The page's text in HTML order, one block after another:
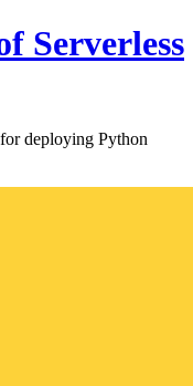
Serverless
deploying Python